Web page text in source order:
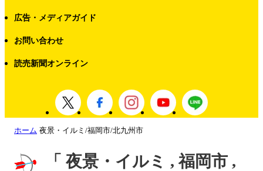
広告・メディアガイド
お問い合わせ
読売新聞オンライン
ホーム 夜景・イルミ/福岡市/北九州市
「 夜景・イルミ , 福岡市 ,